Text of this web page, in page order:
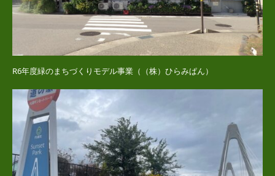
R6年度緑のまちづくりモデル事業（（株）ひらみぱん）